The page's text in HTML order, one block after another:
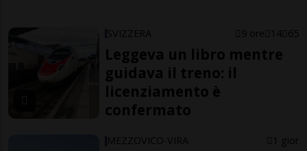
SVIZZERA 9 ore 14 65
Leggeva un libro mentre
guidava il treno: il
licenziamento è
confermato
MEZZOVICO-VIRA 1 gior